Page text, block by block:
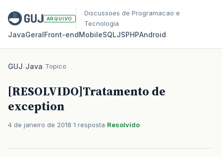
ARQUIVO
Discussoes de Programacao e
Tecnologia
JavaGeralFront‑endMobileSQLJSPHPAndroid
GUJ/Java/Topico
[RESOLVIDO]Tratamento de
exception
4 de janeiro de 2018 1 resposta Resolvido